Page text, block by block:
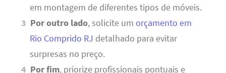
em montagem de diferentes tipos de móveis.
Por outro lado, solicite umorçamento em
Rio Comprido RJ detalhado para evitar
surpresas no preço.
Por fim, priorize profissionais pontuais e